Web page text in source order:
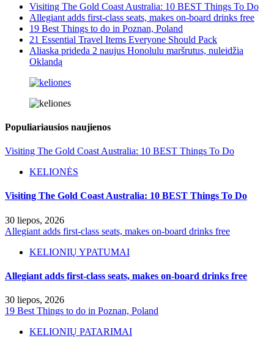
Visiting The Gold Coast Australia: 10 BEST Things To Do
Allegiant adds first-class seats, makes on-board drinks free
19 Best Things to do in Poznan, Poland
21 Essential Travel Items Everyone Should Pack
Aliaska prideda 2 naujus Honolulu maršrutus, nuleidžia
Oklandą
Populiariausios naujienos
Visiting The Gold Coast Australia: 10 BEST Things To Do
KELIONĖS
Visiting The Gold Coast Australia: 10 BEST Things To Do
30 liepos, 2026
Allegiant adds first-class seats, makes on-board drinks free
KELIONIŲ YPATUMAI
Allegiant adds first-class seats, makes on-board drinks free
30 liepos, 2026
19 Best Things to do in Poznan, Poland
KELIONIŲ PATARIMAI